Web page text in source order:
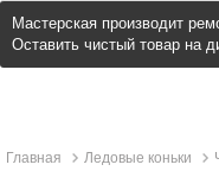
Мастерская производит
Оставить чистый товар на
Главная Ледовые коньки